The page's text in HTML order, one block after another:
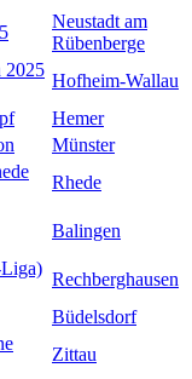
Neustadt am
Rübenberge
2025
Hofheim-Wallau
Hemer
Münster
Rhede
Balingen
Rechberghausen
Büdelsdorf
Zittau